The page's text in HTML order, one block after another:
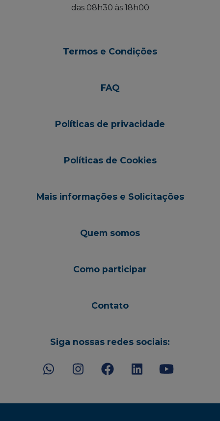
das 08h30 às 18h00
Termos e Condições
FAQ
Políticas de privacidade
Políticas de Cookies
Mais informações e Solicitações
Quem somos
Como participar
Contato
Siga nossas redes sociais: